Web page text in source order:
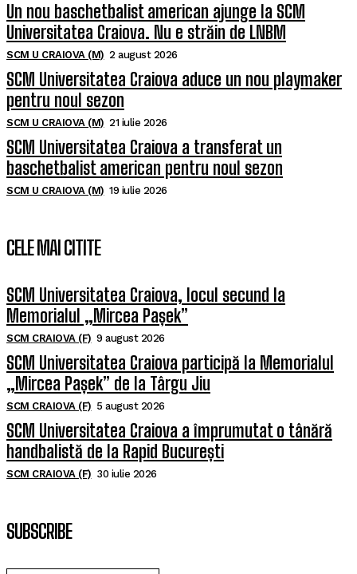
Un nou baschetbalist american ajunge la SCM
Universitatea Craiova. Nu e străin de LNBM
SCM U CRAIOVA (M) 2 august 2026
SCM Universitatea Craiova aduce un nou playmaker
pentru noul sezon
SCM U CRAIOVA (M) 21 iulie 2026
SCM Universitatea Craiova a transferat un
baschetbalist american pentru noul sezon
SCM U CRAIOVA (M) 19 iulie 2026
CELE MAI CITITE
SCM Universitatea Craiova, locul secund la
Memorialul „Mircea Pașek”
SCM CRAIOVA (F) 9 august 2026
SCM Universitatea Craiova participă la Memorialul
„Mircea Pașek” de la Târgu Jiu
SCM CRAIOVA (F) 5 august 2026
SCM Universitatea Craiova a împrumutat o tânără
handbalistă de la Rapid București
SCM CRAIOVA (F) 30 iulie 2026
SUBSCRIBE